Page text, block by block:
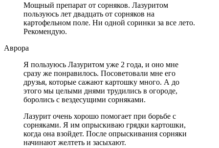
Мощный препарат от сорняков. Лазуритом
пользуюсь лет двадцать от сорняков на
картофельном поле. Ни одной соринки за все лето.
Рекомендую.
Аврора
Я пользуюсь Лазуритом уже 2 года, и оно мне
сразу же понравилось. Посоветовали мне его
друзья, которые сажают картошку много. А до
этого мы целыми днями трудились в огороде,
боролись с вездесущими сорняками.
Лазурит очень хорошо помогает при борьбе с
сорняками. Я им опрыскиваю грядки картошки,
когда она взойдет. После опрыскивания сорняки
начинают желтеть и засыхают.